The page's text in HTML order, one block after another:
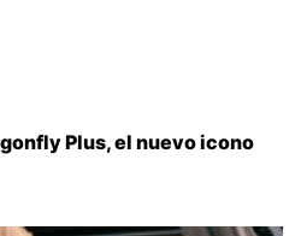
Plus, el nuevo icono